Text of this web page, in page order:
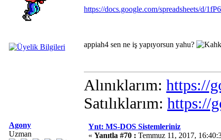
https://docs.google.com/spreadsheets/d/
appiah4 sen ne iş yapıyorsun yahu?
Alınıklarım: https://
Satılıklarım: https://
Agony
Uzman
Ynt: MS-DOS Sistemleriniz
« Yanıtla #70 : Temmuz 11, 2017,